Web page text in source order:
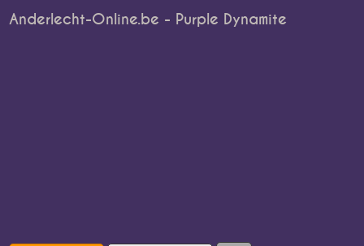
Anderlecht-Online.be - Purple Dynamite